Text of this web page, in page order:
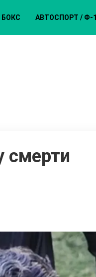
БОКС АВТОСПОРТ / Ф-1
смерти